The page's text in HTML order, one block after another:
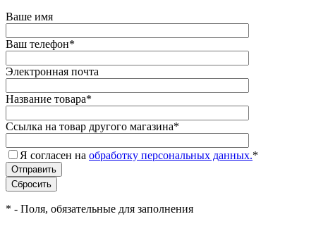
Ваше имя
Ваш телефон*
Электронная почта
Название товара*
Ссылка на товар другого магазина*
Я согласен на обработку персональных данных.*
* - Поля, обязательные для заполнения